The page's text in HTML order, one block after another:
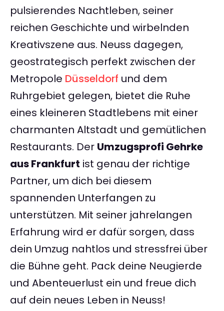
pulsierendes Nachtleben, seiner
reichen Geschichte und wirbelnden
Kreativszene aus. Neuss dagegen,
geostrategisch perfekt zwischen der
Metropole Düsseldorf und dem
Ruhrgebiet gelegen, bietet die Ruhe
eines kleineren Stadtlebens mit einer
charmanten Altstadt und gemütlichen
Restaurants. Der Umzugsprofi Gehrke
aus Frankfurt ist genau der richtige
Partner, um dich bei diesem
spannenden Unterfangen zu
unterstützen. Mit seiner jahrelangen
Erfahrung wird er dafür sorgen, dass
dein Umzug nahtlos und stressfrei über
die Bühne geht. Pack deine Neugierde
und Abenteuerlust ein und freue dich
auf dein neues Leben in Neuss!